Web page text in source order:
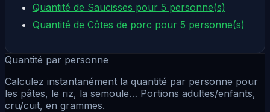
Quantité de Saucisses pour 5 personne(s)
Quantité de Côtes de porc pour 5 personne(s)
Quantité par personne
Calculez instantanément la quantité par personne pour
les pâtes, le riz, la semoule… Portions adultes/enfants,
cru/cuit, en grammes.